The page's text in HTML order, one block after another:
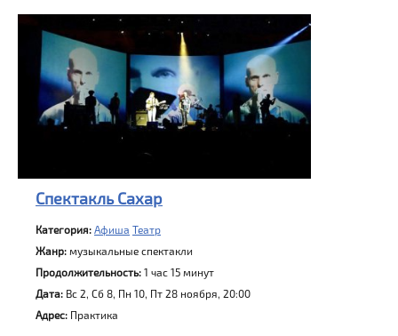
Спектакль Сахар
Категория: Афиша Театр
Жанр: музыкальные спектакли
Продолжительность: 1 час 15 минут
Дата: Вс 2, Сб 8, Пн 10, Пт 28 ноября, 20:00
Адрес: Практика